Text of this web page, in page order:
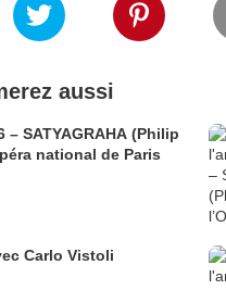
aussi
– SATYAGRAHA (Philip
national de Paris
Carlo Vistoli